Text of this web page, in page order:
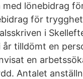
lönebidrag
för
i
tilldömt en
en
Antalet